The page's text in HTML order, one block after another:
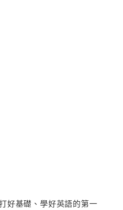
好基礎、學好英語的第一